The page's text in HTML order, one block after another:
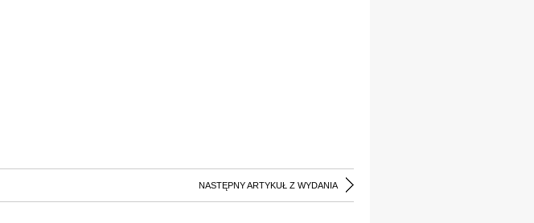
NASTĘPNY ARTYKUŁ Z WYDANIA